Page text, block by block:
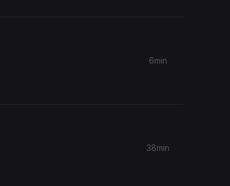
6min
38min